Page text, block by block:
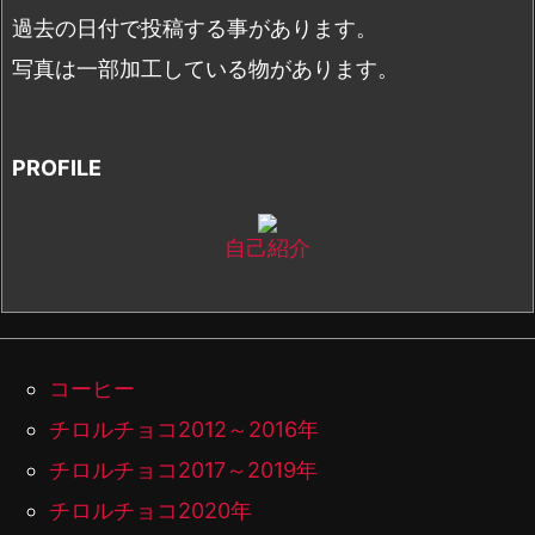
過去の日付で投稿する事があります。
写真は一部加工している物があります。
PROFILE
自己紹介
コーヒー
チロルチョコ2012～2016年
チロルチョコ2017～2019年
チロルチョコ2020年